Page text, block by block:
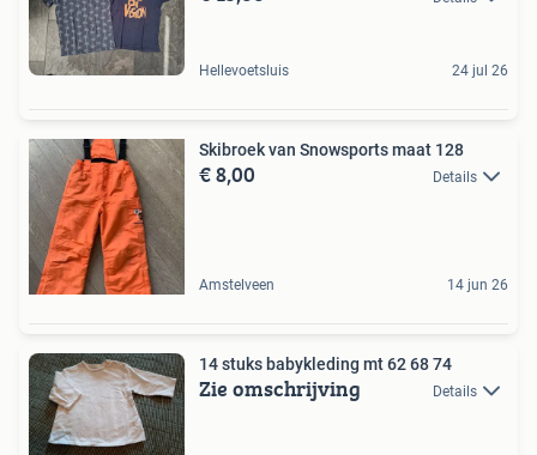
Hellevoetsluis 24 jul 26
Skibroek van Snowsports maat 128
€ 8,00 Details
Amstelveen 14 jun 26
14 stuks babykleding mt 62 68 74
Zie omschrijving Details